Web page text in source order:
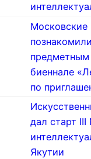
Московские
биеннале
по
дал старт
Якутии